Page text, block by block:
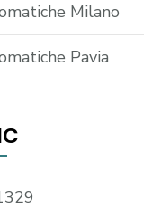
Milano
Pavia